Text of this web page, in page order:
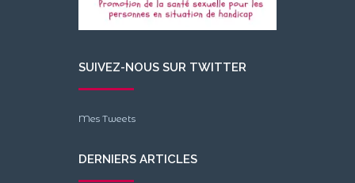
SUIVEZ-NOUS SUR TWITTER
Mes Tweets
DERNIERS ARTICLES